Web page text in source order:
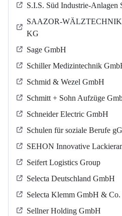
S.I.S. Süd Industrie-Anlagen
SAAZOR-WÄLZTECHNIK
KG
Sage GmbH
Schiller Medizintechnik
Schmid & Wezel GmbH
Schmitt + Sohn Aufzüge
Schneider Electric GmbH
Schulen für soziale Berufe
SEHON Innovative
Seifert Logistics Group
Selecta Deutschland GmbH
Selecta Klemm GmbH &
Sellner Holding GmbH